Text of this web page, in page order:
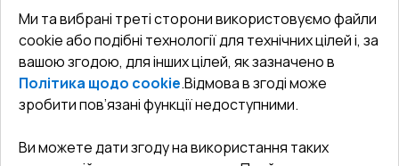
Блог
Адреса гіпермаркета
Як правильно заміряти вікна
Доставка і Оплата
Гарантія та Сервіс
Повернення товару
Договір публічної оферти
КОНТАКТИ
Офіс:Україна, м. Вінниця, вул. Келецька 60 кв. 61
undefined(undefined)
Ми та вибрані треті сторони використовуємо файли
cookie або подібні технології для технічних цілей і, за
вашою згодою, для інших цілей, як зазначено в
Політика щодо cookie.Відмова в згоді може
зробити пов’язані функції недоступними.
Ви можете дати згоду на використання таких